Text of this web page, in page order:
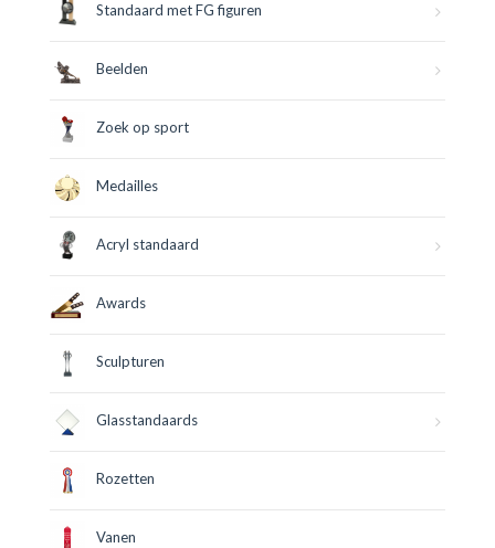
Standaard met FG figuren
Beelden
Zoek op sport
Medailles
Acryl standaard
Awards
Sculpturen
Glasstandaards
Rozetten
Vanen